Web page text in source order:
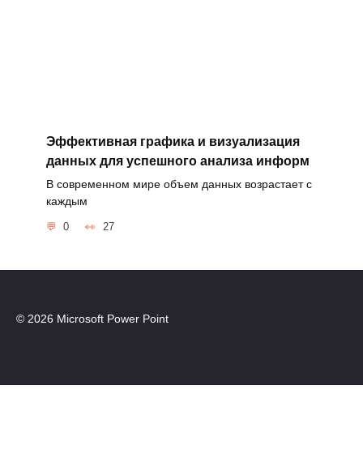
Эффективная графика и визуализация
данных для успешного анализа информ
В современном мире объем данных возрастает с
каждым
0 27
© 2026 Microsoft Power Point